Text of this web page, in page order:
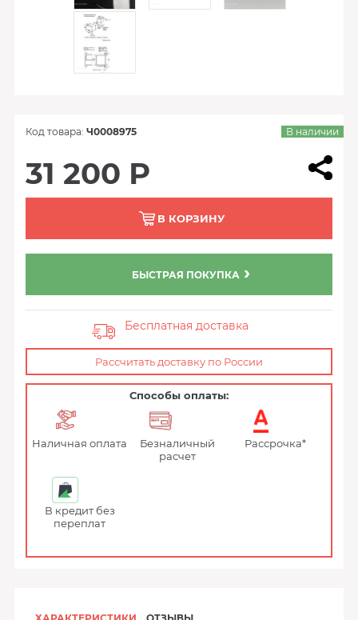
Код товара: Ч0008975 В наличии
31 200 Р
В КОРЗИНУ
БЫСТРАЯ ПОКУПКА
Бесплатная доставка
Рассчитать доставку по России
Способы оплаты:
Наличная оплата
Безналичный
расчет
Рассрочка*
В кредит без
переплат